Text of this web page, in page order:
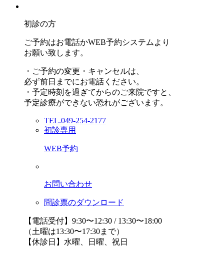
初診の方
ご予約はお電話かWEB予約システムより
お願い致します。
・ご予約の変更・キャンセルは、
必ず前日までにお電話ください。
・予定時刻を過ぎてからのご来院ですと、
予定診療ができない恐れがございます。
TEL.049-254-2177
初診専用
WEB予約
お問い合わせ
問診票のダウンロード
【電話受付】9:30〜12:30 / 13:30〜18:00
（土曜は13:30〜17:30まで）
【休診日】水曜、日曜、祝日